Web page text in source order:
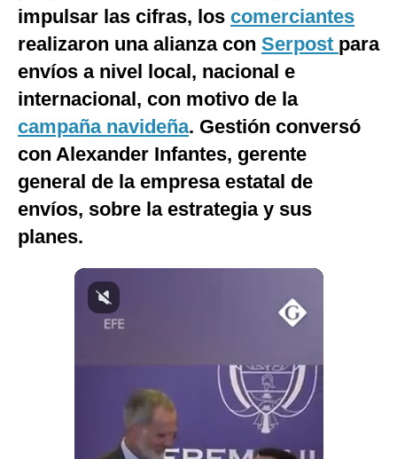
Tecnología
Club del Suscriptor
Mix
G de Gestión
Notas Contratadas
Podcast
Gestión TV
impulsar las cifras, los comerciantes
realizaron una alianza con Serpost para
envíos a nivel local, nacional e
internacional, con motivo de la
campaña navideña. Gestión conversó
con Alexander Infantes, gerente
general de la empresa estatal de
envíos, sobre la estrategia y sus
planes.